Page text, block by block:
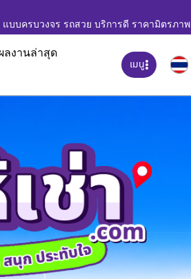
บบครบวงจร รถสวย บริการดี ราคามิตรภาพ
ลงานล่าสุด
เมนู